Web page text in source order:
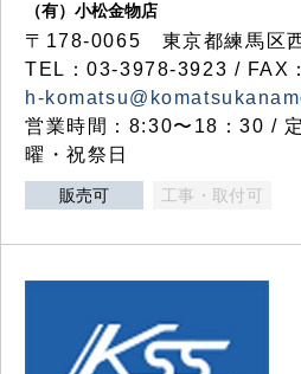
（有）小松金物店
〒178-0065 東京都練馬区
TEL：03-3978-3923 / FAX
h-
営業時間：8:30〜18：30 /
曜・祝祭日
販売可 工事・取付可